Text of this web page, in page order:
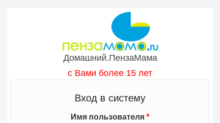
Домашний.ПензаМама
с Вами более 15 лет
Вход в систему
Имя пользователя *